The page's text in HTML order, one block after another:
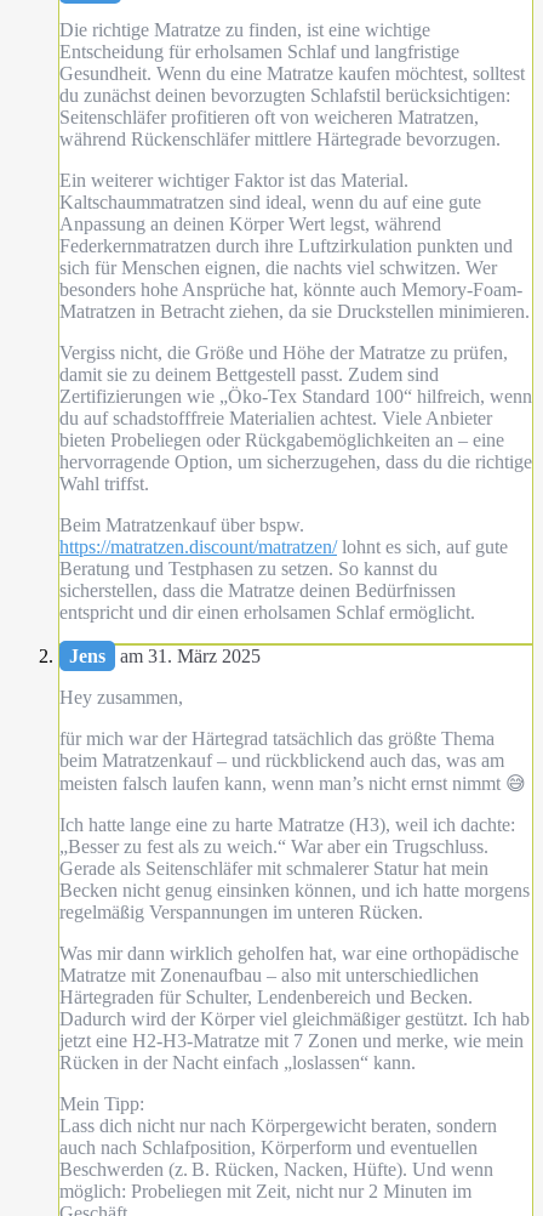
Die richtige Matratze zu finden, ist eine wichtige
Entscheidung für erholsamen Schlaf und langfristige
Gesundheit. Wenn du eine Matratze kaufen möchtest, solltest
du zunächst deinen bevorzugten Schlafstil berücksichtigen:
Seitenschläfer profitieren oft von weicheren Matratzen,
während Rückenschläfer mittlere Härtegrade bevorzugen.
Ein weiterer wichtiger Faktor ist das Material.
Kaltschaummatratzen sind ideal, wenn du auf eine gute
Anpassung an deinen Körper Wert legst, während
Federkernmatratzen durch ihre Luftzirkulation punkten und
sich für Menschen eignen, die nachts viel schwitzen. Wer
besonders hohe Ansprüche hat, könnte auch Memory-Foam-
Matratzen in Betracht ziehen, da sie Druckstellen minimieren.
Vergiss nicht, die Größe und Höhe der Matratze zu prüfen,
damit sie zu deinem Bettgestell passt. Zudem sind
Zertifizierungen wie „Öko-Tex Standard 100“ hilfreich, wenn
du auf schadstofffreie Materialien achtest. Viele Anbieter
bieten Probeliegen oder Rückgabemöglichkeiten an – eine
hervorragende Option, um sicherzugehen, dass du die richtige
Wahl triffst.
Beim Matratzenkauf über bspw.
https://matratzen.discount/matratzen/lohnt es sich, auf gute
Beratung und Testphasen zu setzen. So kannst du
sicherstellen, dass die Matratze deinen Bedürfnissen
entspricht und dir einen erholsamen Schlaf ermöglicht.
Jens
am 31. März 2025
Hey zusammen,
für mich war der Härtegrad tatsächlich das größte Thema
beim Matratzenkauf – und rückblickend auch das, was am
meisten falsch laufen kann, wenn man’s nicht ernst nimmt 😅
Ich hatte lange eine zu harte Matratze (H3), weil ich dachte:
„Besser zu fest als zu weich.“ War aber ein Trugschluss.
Gerade als Seitenschläfer mit schmalerer Statur hat mein
Becken nicht genug einsinken können, und ich hatte morgens
regelmäßig Verspannungen im unteren Rücken.
Was mir dann wirklich geholfen hat, war eine orthopädische
Matratze mit Zonenaufbau – also mit unterschiedlichen
Härtegraden für Schulter, Lendenbereich und Becken.
Dadurch wird der Körper viel gleichmäßiger gestützt. Ich hab
jetzt eine H2-H3-Matratze mit 7 Zonen und merke, wie mein
Rücken in der Nacht einfach „loslassen“ kann.
Mein Tipp:
Lass dich nicht nur nach Körpergewicht beraten, sondern
auch nach Schlafposition, Körperform und eventuellen
Beschwerden (z. B. Rücken, Nacken, Hüfte). Und wenn
möglich: Probeliegen mit Zeit, nicht nur 2 Minuten im